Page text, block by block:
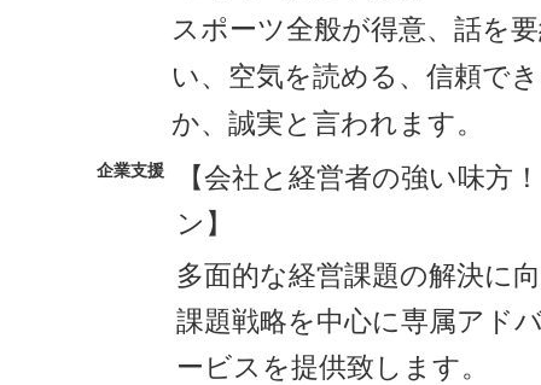
スポーツ全般が得意、話を
い、空気を読める、信頼で
か、誠実と言われます。
企業支援
【会社と経営者の強い味方
ン】
多面的な経営課題の解決に
課題戦略を中心に専属アド
ービスを提供致します。